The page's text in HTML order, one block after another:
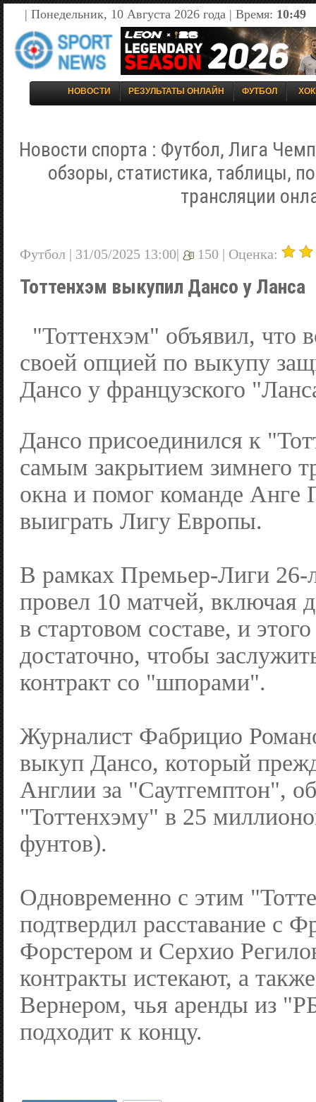
| Понедельник, 10 Августа 2026 года | Время: 10:49
НОВОСТИ РЕЗУЛЬТАТЫ ОНЛАЙН ФУТБОЛ
Новости спорта : Футбол, Лига
обзоры, статистика, таблицы,
трансляции
Футбол | 31/05/2025 13:00| 150 | Оценка:
Тоттенхэм выкупил Дансо у Ланса
"Тоттенхэм" объявил, что
своей опцией по выкупу
Дансо у французского
Дансо присоединился к
самым закрытием зимнего
окна и помог команде Анге
выиграть Лигу Европы.
В рамках Премьер-Лиги 26-
провел 10 матчей, включая
в стартовом составе, и
достаточно, чтобы
контракт со "шпорами".
Журналист Фабрицио
выкуп Дансо, который
Англии за "Саутгемптон",
"Тоттенхэму" в 25
фунтов).
Одновременно с этим
подтвердил расставание с
Форстером и Серхио
контракты истекают, а
Вернером, чья аренды из
подходит к концу.